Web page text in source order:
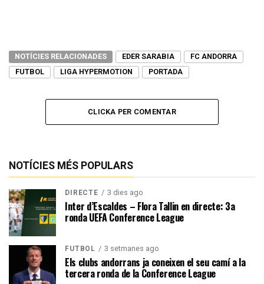
NOTÍCIES RELACIONADES EDER SARABIA
FC ANDORRA
FUTBOL
LIGA HYPERMOTION PORTADA
CLICKA PER COMENTAR
NOTÍCIES MÉS POPULARS
DIRECTE 3 dies ago
Inter d’Escaldes – Flora Tallin en directe: 3a
ronda UEFA Conference League
FUTBOL 3 setmanes ago
Els clubs andorrans ja coneixen el seu camí a la
tercera ronda de la Conference League